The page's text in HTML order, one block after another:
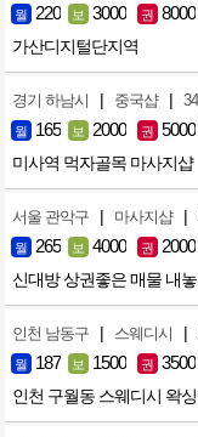
월 220 보 3000 권 8000
가산디지털단지역
경기 하남시 | 중국샵 |
월 165 보 2000 권 5000
미사역 먹자골목 마사지샵
서울 관악구 | 마사지샵 |
월 265 보 4000 권 2000
신대방 상권좋은 매물 내
인천 남동구 | 스웨디시 |
월 187 보 1500 권 3500
인천 구월동 스웨디시 왁